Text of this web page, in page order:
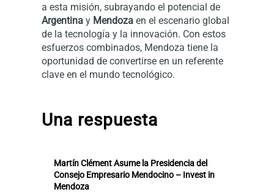
a esta misión, subrayando el potencial de
Argentina y Mendoza en el escenario global
de la tecnología y la innovación. Con estos
esfuerzos combinados, Mendoza tiene la
oportunidad de convertirse en un referente
clave en el mundo tecnológico.
Una respuesta
Martín Clément Asume la Presidencia del
Consejo Empresario Mendocino – Invest in
Mendoza